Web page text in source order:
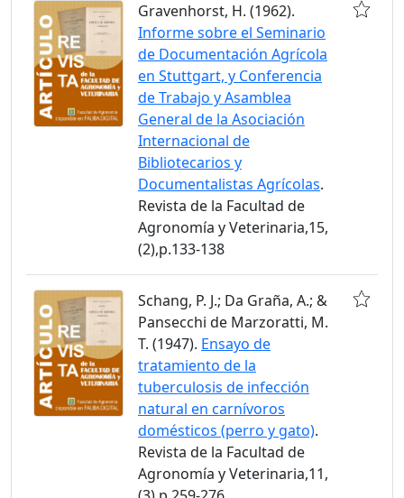
Gravenhorst, H. (1962).
Informe sobre el Seminario
de Documentación Agrícola
en Stuttgart, y Conferencia
de Trabajo y Asamblea
General de la Asociación
Internacional de
Bibliotecarios y
Documentalistas Agrícolas.
Revista de la Facultad de
Agronomía y Veterinaria,15,
(2),p.133-138
Schang, P. J.; Da Graña, A.; &
Pansecchi de Marzoratti, M.
T. (1947). Ensayo de
tratamiento de la
tuberculosis de infección
natural en carnívoros
domésticos (perro y gato).
Revista de la Facultad de
Agronomía y Veterinaria,11,